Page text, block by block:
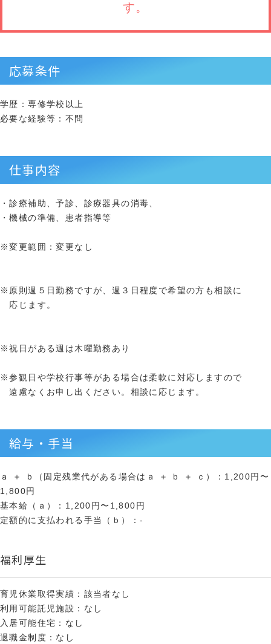
す。
応募条件
学歴：専修学校以上
必要な経験等：不問
仕事内容
・診療補助、予診、診療器具の消毒、
・機械の準備、患者指導等
※変更範囲：変更なし
※原則週５日勤務ですが、週３日程度で希望の方も相談に
応じます。
※祝日がある週は木曜勤務あり
※参観日や学校行事等がある場合は柔軟に対応しますので
遠慮なくお申し出ください。相談に応じます。
給与・手当
ａ ＋ ｂ（固定残業代がある場合はａ ＋ ｂ ＋ ｃ）：1,200円〜
1,800円
基本給（ａ）：1,200円〜1,800円
定額的に支払われる手当（ｂ）：-
福利厚生
育児休業取得実績：該当者なし
利用可能託児施設：なし
入居可能住宅：なし
退職金制度：なし